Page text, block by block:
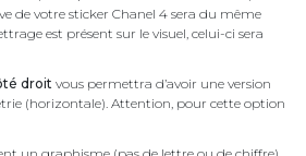
de votre sticker Chanel 4 sera du même
est présent sur le visuel, celui-ci sera
droit vous permettra d’avoir une version
(horizontale). Attention, pour cette option